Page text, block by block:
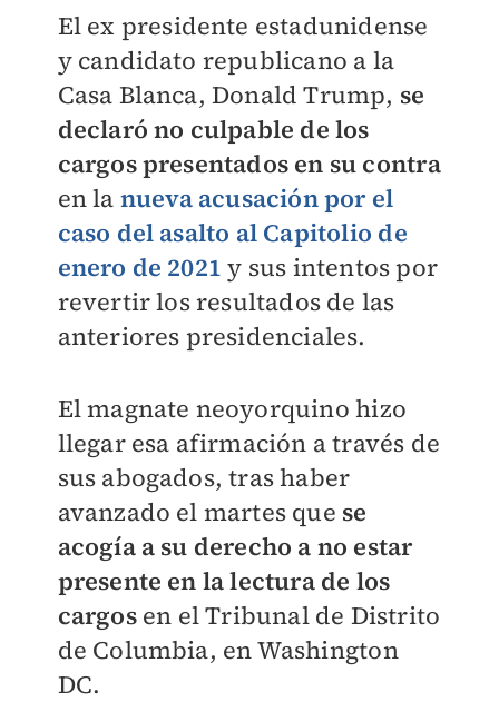
El ex presidente estadunidense
y candidato republicano a la
Casa Blanca, Donald Trump, se
declaró no culpable de los
cargos presentados en su contra
en la nueva acusación por el
caso del asalto al Capitolio de
enero de 2021 y sus intentos por
revertir los resultados de las
anteriores presidenciales.
El magnate neoyorquino hizo
llegar esa afirmación a través de
sus abogados, tras haber
avanzado el martes que se
acogía a su derecho a no estar
presente en la lectura de los
cargosen el Tribunal de Distrito
de Columbia, en Washington
DC.